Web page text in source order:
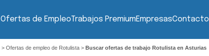
Ofertas de EmpleoTrabajos PremiumEmpresasContacto
> Ofertas de empleo de Rotulista > Buscar ofertas de trabajo Rotulista en Asturias